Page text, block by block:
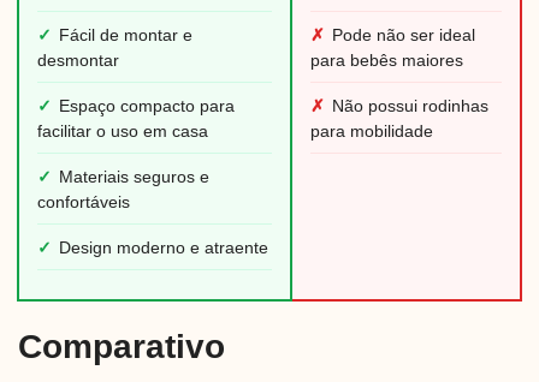
✓
Fácil de montar e
desmontar
✓
Espaço compacto para
facilitar o uso em casa
✓
Materiais seguros e
confortáveis
✓ Design moderno e atraente
✗ Pode não ser ideal
para bebês maiores
✗ Não possui rodinhas
para mobilidade
Comparativo